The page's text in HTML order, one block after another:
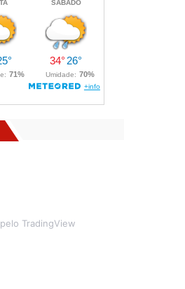
pelo TradingView